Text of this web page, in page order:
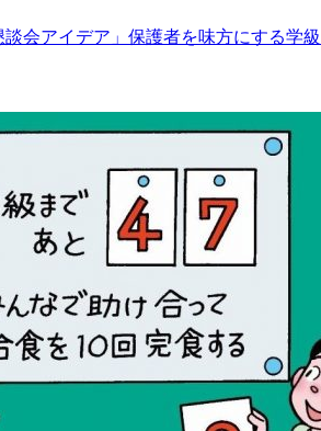
談会アイデア」保護者を味方にする学級